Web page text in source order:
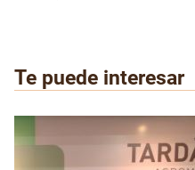
Te puede interesar